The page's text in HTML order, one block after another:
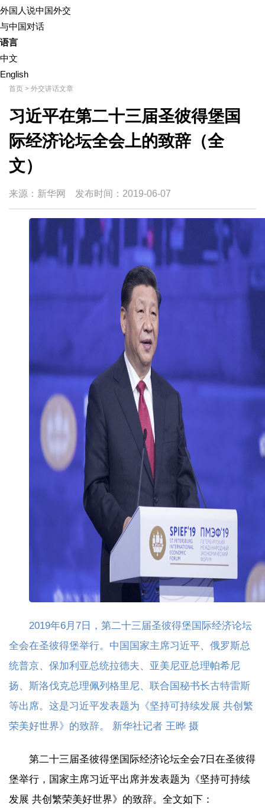
外国人说中国外交
与中国对话
语言
中文
English
首页 > 外交讲话文章
习近平在第二十三届圣彼得堡国
际经济论坛全会上的致辞（全
文）
来源：新华网 发布时间： 2019-06-07
2019年6月7日，第二十三届圣彼得堡国际经济论坛
全会在圣彼得堡举行。中国国家主席习近平、俄罗斯总
统普京、保加利亚总统拉德夫、亚美尼亚总理帕希尼
扬、斯洛伐克总理佩列格里尼、联合国秘书长古特雷斯
等出席。这是习近平发表题为《坚持可持续发展 共创繁
荣美好世界》的致辞。 新华社记者 王晔 摄
第二十三届圣彼得堡国际经济论坛全会7日在圣彼得
堡举行，国家主席习近平出席并发表题为《坚持可持续
发展 共创繁荣美好世界》的致辞。全文如下：